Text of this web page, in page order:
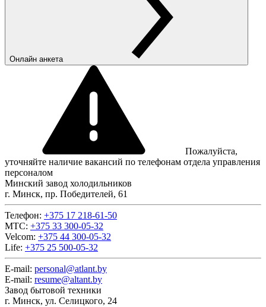
Онлайн анкета
Пожалуйста,
уточняйте наличие вакансий по телефонам отдела управления
персоналом
Минский завод холодильников
г. Минск, пр. Победителей, 61
Телефон: +375 17 218-61-50
МТС: +375 33 300-05-32
Velcom: +375 44 300-05-32
Life: +375 25 500-05-32
E-mail: personal@atlant.by
E-mail: resume@altant.by
Завод бытовой техники
г. Минск, ул. Селицкого, 24